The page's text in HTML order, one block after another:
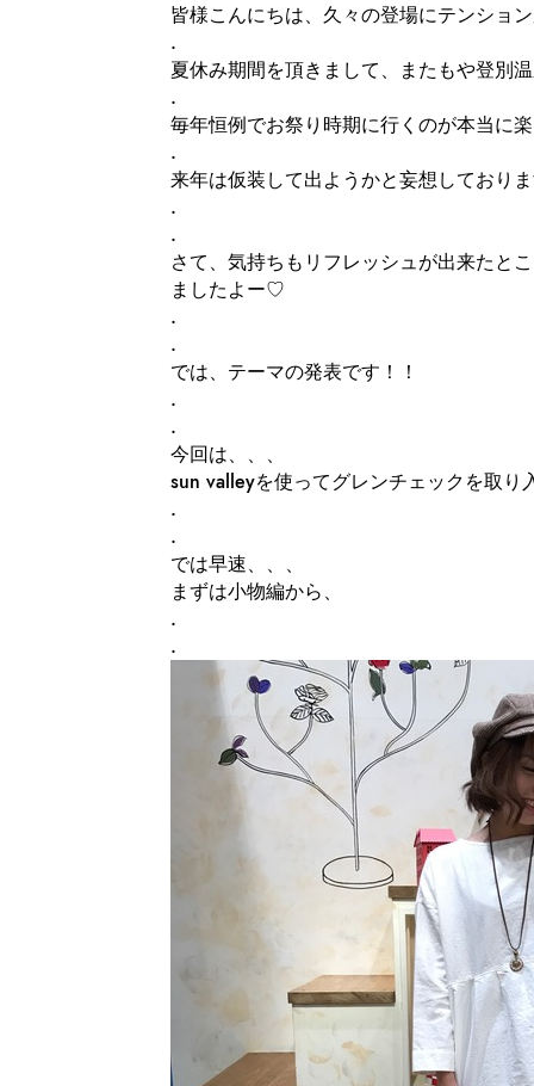
皆様こんにちは、久々の登場にテンショ
.
夏休み期間を頂きまして、またもや登別
.
毎年恒例でお祭り時期に行くのが本当に
.
来年は仮装して出ようかと妄想しており
.
.
さて、気持ちもリフレッシュが出来たと
ましたよー♡
.
.
では、テーマの発表です！！
.
.
今回は、、、
sun valleyを使ってグレンチェックを取
.
.
では早速、、、
まずは小物編から、
.
.